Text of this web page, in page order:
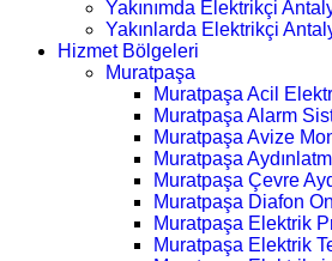
Yakınımda Elektrikçi
Yakınlarda Elektrikçi
Hizmet Bölgeleri
Muratpaşa
Muratpaşa Acil
Muratpaşa Alarm
Muratpaşa Avize
Muratpaşa
Muratpaşa Çevre
Muratpaşa Diafon
Muratpaşa Elektrik
Muratpaşa Elektrik